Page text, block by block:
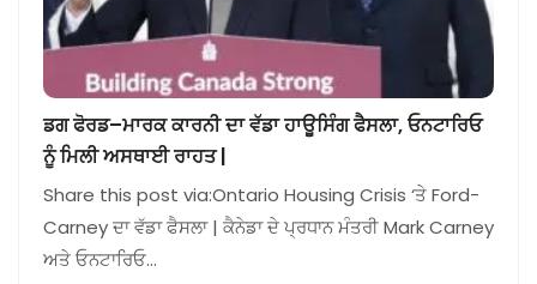
ਡਗ ਫੋਰਡ–ਮਾਰਕ ਕਾਰਨੀ ਦਾ ਵੱਡਾ ਹਾਊਸਿੰਗ ਫੈਸਲਾ, ਓਨਟਾਰਿਓ
ਨੂੰ ਮਿਲੀ ਅਸਥਾਈ ਰਾਹਤ |
Share this post via:Ontario Housing Crisis ‘ਤੇ Ford-
Carney ਦਾ ਵੱਡਾ ਫੈਸਲਾ | ਕੈਨੇਡਾ ਦੇ ਪ੍ਰਧਾਨ ਮੰਤਰੀ Mark Carney
ਅਤੇ ਓਨਟਾਰਿਓ…